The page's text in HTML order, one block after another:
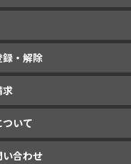
録・解除
求
いて
い合わせ